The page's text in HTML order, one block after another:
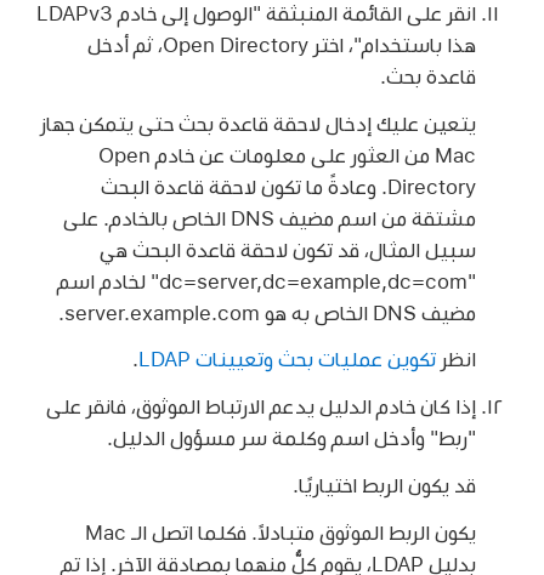
انقر على القائمة المنبثقة "الوصول إلى خادم LDAPv3
هذا باستخدام"، اختر Open Directory، ثم أدخل
قاعدة بحث.
يتعين عليك إدخال لاحقة قاعدة بحث حتى يتمكن جهاز
Mac من العثور على معلومات عن خادم Open
Directory. وعادةً ما تكون لاحقة قاعدة البحث
مشتقة من اسم مضيف DNS الخاص بالخادم. على
سبيل المثال، قد تكون لاحقة قاعدة البحث هي
"dc=server,dc=example,dc=com" لخادم اسم
مضيف DNS الخاص به هو server.example.com.
تكوين عمليات بحث وتعيينات LDAP .
إذا كان خادم الدليل يدعم الارتباط الموثوق، فانقر على
"ربط" وأدخل اسم وكلمة سر مسؤول الدليل.
قد يكون الربط اختياريًا.
يكون الربط الموثوق متبادلاً. فكلما اتصل الـ Mac
بدليل LDAP، يقوم كلٌّ منهما بمصادقة الآخر. إذا تم